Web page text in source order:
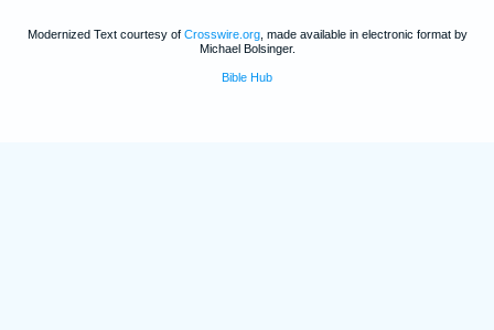
Modernized Text courtesy of Crosswire.org, made available in electronic format by
Michael Bolsinger.
Bible Hub